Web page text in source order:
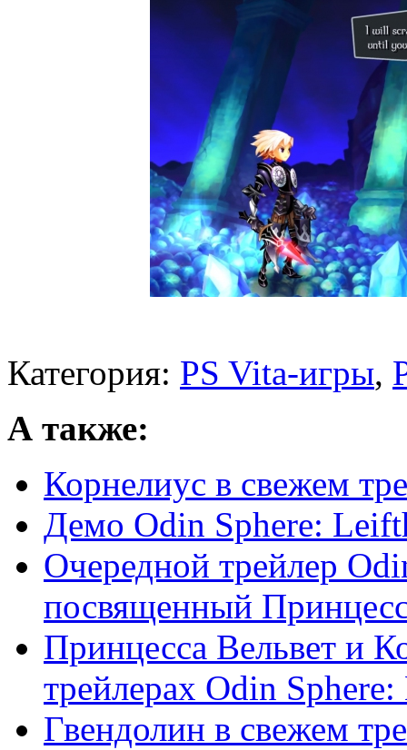
Категория: PS Vita-игры,
А также:
Корнелиус в свежем
Демо Odin Sphere:
Очередной трейлер
посвященный
Принцесса Вельвет и
трейлерах Odin
Гвендолин в свежем